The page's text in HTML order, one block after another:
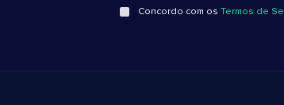
Concordo com os Termos de